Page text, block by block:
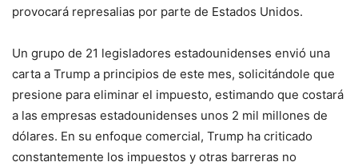
provocará represalias por parte de Estados Unidos.
Un grupo de 21 legisladores estadounidenses envió una
carta a Trump a principios de este mes, solicitándole que
presione para eliminar el impuesto, estimando que costará
a las empresas estadounidenses unos 2 mil millones de
dólares. En su enfoque comercial, Trump ha criticado
constantemente los impuestos y otras barreras no